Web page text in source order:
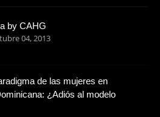
by CAHG
04, 2013
de las mujeres en
¿Adiós al modelo